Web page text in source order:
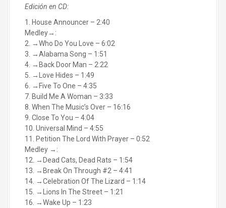
Edición en CD:
1. House Announcer – 2:40
Medley→:
2. →Who Do You Love – 6:02
3. →Alabama Song – 1:51
4. →Back Door Man – 2:22
5. →Love Hides – 1:49
6. →Five To One – 4:35
7. Build Me A Woman – 3:33
8. When The Music’s Over – 16:16
9. Close To You – 4:04
10. Universal Mind – 4:55
11. Petition The Lord With Prayer – 0:52
Medley →:
12. →Dead Cats, Dead Rats – 1:54
13. →Break On Through #2 – 4:41
14. →Celebration Of The Lizard – 1:14
15. →Lions In The Street – 1:21
16. →Wake Up – 1:23